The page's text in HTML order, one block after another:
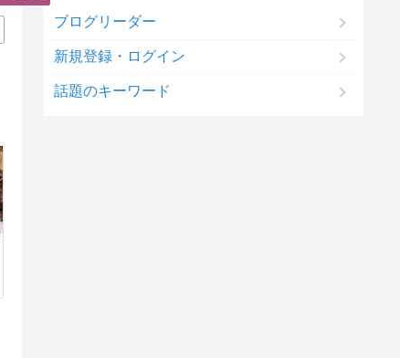
ブログリーダー
新規登録・ログイン
話題のキーワード